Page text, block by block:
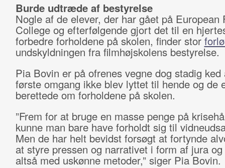
Burde udtræde af bestyrelse
Nogle af de elever, der har gået på European
College og efterfølgende gjort det til en
forbedre forholdene på skolen, finder stor
undskyldningen fra filmhøjskolens bestyrelse.
Pia Bovin er på ofrenes vegne dog stadig
første omgang ikke blev lyttet til hende og de
berettede om forholdene på skolen.
”Frem for at bruge en masse penge på
kunne man bare have forholdt sig til
Men de har helt bevidst forsøgt at fortynde
at styre pressen og narrativet i form af jura
altså med uskønne metoder,” siger Pia Bovin.